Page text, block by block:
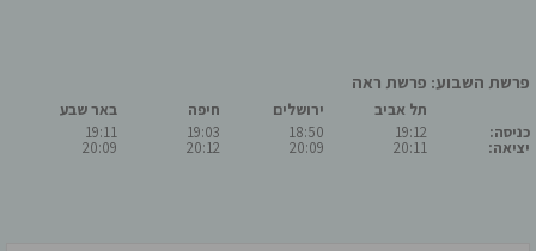
פרשת השבוע: פרשת ראה
כניסה:
יציאה:
תל אביב
19:12
20:11
ירושלים
18:50
20:09
חיפה
19:03
20:12
באר שבע
19:11
20:09